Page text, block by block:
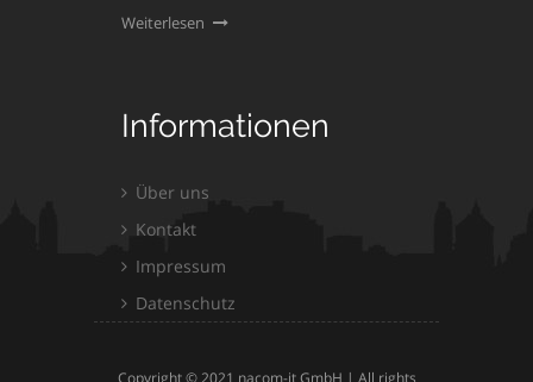
Weiterlesen
Informationen
Über uns
Kontakt
Impressum
Datenschutz
Copyright © 2021 nacom-it GmbH | All rights